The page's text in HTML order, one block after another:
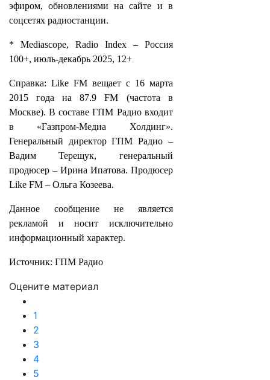
эфиром, обновлениями на сайте и в
соцсетях радиостанции.
* Mediascope, Radio Index – Россия
100+, июль-декабрь 2025, 12+
Справка: Like FM вещает с 16 марта
2015 года на 87.9 FM (частота в
Москве). В составе ГПМ Радио входит
в «Газпром-Медиа Холдинг».
Генеральный директор ГПМ Радио –
Вадим Терещук, генеральный
продюсер – Ирина Ипатова. Продюсер
Like FM – Ольга Козеева.
Данное сообщение не является
рекламой и носит исключительно
информационный характер.
Источник: ГПМ Радио
Оцените материал
1
2
3
4
5